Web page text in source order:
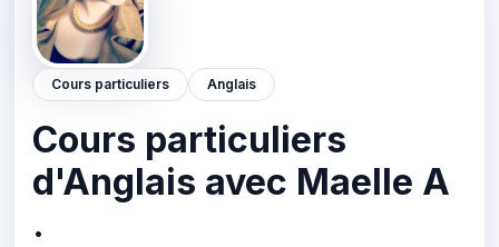
Cours particuliers Anglais
Cours particuliers
d'Anglais avec Maelle A
.